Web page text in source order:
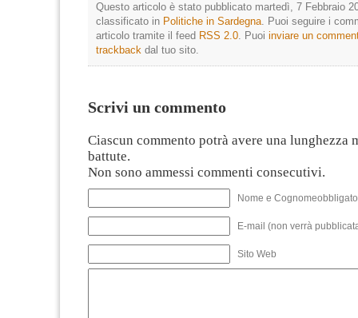
Questo articolo è stato pubblicato martedì, 7 Febbraio
classificato in Politiche in Sardegna. Puoi seguire i
articolo tramite il feed RSS 2.0. Puoi inviare un
trackback dal tuo sito.
Scrivi un commento
Ciascun commento potrà avere una lunghezza
battute.
Non sono ammessi commenti consecutivi.
Nome e
E-mail (non verrà
Sito Web